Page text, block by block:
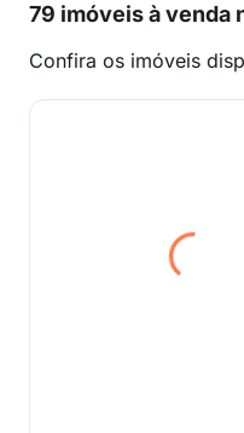
79 imóveis à venda
Confira os imóveis